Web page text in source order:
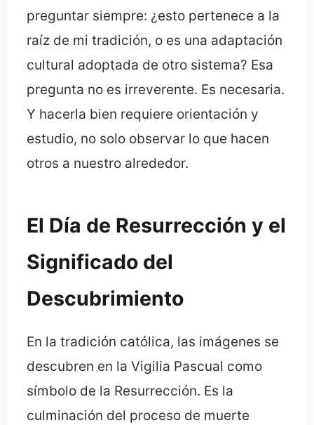
preguntar siempre: ¿esto pertenece a la
raíz de mi tradición, o es una adaptación
cultural adoptada de otro sistema? Esa
pregunta no es irreverente. Es necesaria.
Y hacerla bien requiere orientación y
estudio, no solo observar lo que hacen
otros a nuestro alrededor.
El Día de Resurrección y el
Significado del
Descubrimiento
En la tradición católica, las imágenes se
descubren en la Vigilia Pascual como
símbolo de la Resurrección. Es la
culminación del proceso de muerte